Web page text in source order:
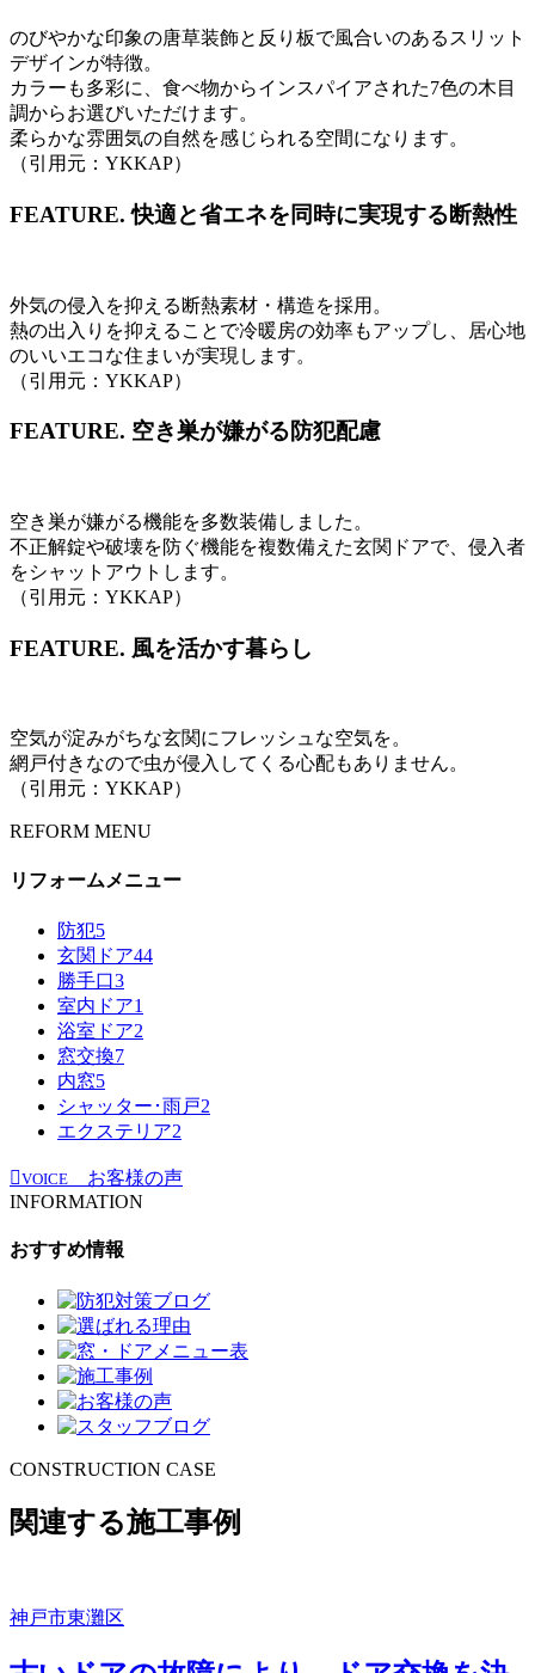
のびやかな印象の唐草装飾と反り板で風合いのあるスリット
デザインが特徴。
カラーも多彩に、食べ物からインスパイアされた7色の木目
調からお選びいただけます。
柔らかな雰囲気の自然を感じられる空間になります。
（引用元：YKKAP）
FEATURE. 快適と省エネを同時に実現する断熱性
外気の侵入を抑える断熱素材・構造を採用。
熱の出入りを抑えることで冷暖房の効率もアップし、居心地
のいいエコな住まいが実現します。
（引用元：YKKAP）
FEATURE. 空き巣が嫌がる防犯配慮
空き巣が嫌がる機能を多数装備しました。
不正解錠や破壊を防ぐ機能を複数備えた玄関ドアで、侵入者
をシャットアウトします。
（引用元：YKKAP）
FEATURE. 風を活かす暮らし
空気が淀みがちな玄関にフレッシュな空気を。
網戸付きなので虫が侵入してくる心配もありません。
（引用元：YKKAP）
REFORM MENU
リフォームメニュー
防犯5
玄関ドア44
勝手口3
室内ドア1
浴室ドア2
窓交換7
内窓5
シャッター･雨戸2
エクステリア2
VOICE
お客様の声
INFORMATION
おすすめ情報
CONSTRUCTION CASE
関連する施工事例
神戸市東灘区